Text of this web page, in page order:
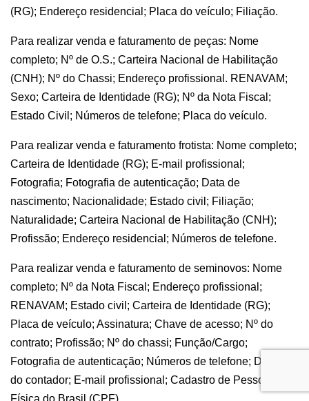
(RG); Endereço residencial; Placa do veículo; Filiação.
Para realizar venda e faturamento de peças: Nome
completo; Nº de O.S.; Carteira Nacional de Habilitação
(CNH); Nº do Chassi; Endereço profissional. RENAVAM;
Sexo; Carteira de Identidade (RG); Nº da Nota Fiscal;
Estado Civil; Números de telefone; Placa do veículo.
Para realizar venda e faturamento frotista: Nome completo;
Carteira de Identidade (RG); E-mail profissional;
Fotografia; Fotografia de autenticação; Data de
nascimento; Nacionalidade; Estado civil; Filiação;
Naturalidade; Carteira Nacional de Habilitação (CNH);
Profissão; Endereço residencial; Números de telefone.
Para realizar venda e faturamento de seminovos: Nome
completo; Nº da Nota Fiscal; Endereço profissional;
RENAVAM; Estado civil; Carteira de Identidade (RG);
Placa de veículo; Assinatura; Chave de acesso; Nº do
contrato; Profissão; Nº do chassi; Função/Cargo;
Fotografia de autenticação; Números de telefone; Dados
do contador; E-mail profissional; Cadastro de Pessoa